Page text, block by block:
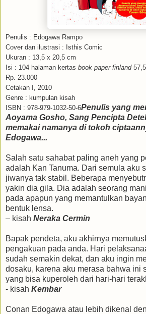
Penulis : Edogawa Rampo
Cover dan ilustrasi : Isthis Comic
Ukuran : 13,5 x 20,5 cm
Isi : 104 halaman kertas book paper finland
Rp. 23.000
Cetakan I, 2010
Genre : kumpulan kisah
ISBN : 978-979-1032-50-6Penulis yang
Aoyama Gosho, Sang Pencipta
memakainamanya di tokoh
Edogawa...
Salah satu sahabat paling aneh yang
adalah Kan Tanuma. Dari semula aku
jiwanya tak stabil. Beberapa
yakin dia gila. Dia adalah seorang
pada apapun yang memantulkan
bentuk lensa.
– kisah Neraka Cermin
Bapak pendeta, aku akhirnya
pengakuan pada anda. Hari
sudah semakin dekat, dan aku ingin
dosaku, karena aku merasa bahwa ini
yang bisa kuperoleh dari hari-hari
- kisah Kembar
Conan Edogawa atau lebih dikenal